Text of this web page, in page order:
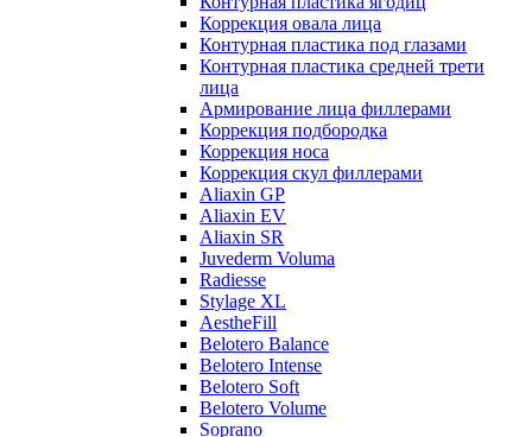
Коррекция овала лица
Контурная пластика под глазами
Контурная пластика средней трети
лица
Армирование лица филлерами
Коррекция подбородка
Коррекция носа
Коррекция скул филлерами
Aliaxin GP
Aliaxin EV
Aliaxin SR
Juvederm Voluma
Radiesse
Stylage XL
AestheFill
Belotero Balance
Belotero Intense
Belotero Soft
Belotero Volume
Soprano